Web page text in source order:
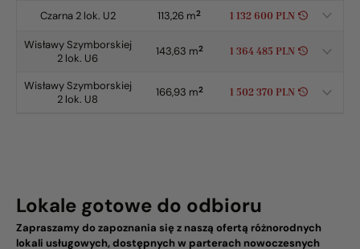
Czarna 2 lok. U2 113,26 m2 1 132 600 PLN
Pokaż
Wisławy Szymborskiej
2 lok. U6
143,63 m2 1 364 485 PLN Pokaż
Wisławy Szymborskiej
2 lok. U8
166,93 m2 1 502 370 PLN Pokaż
Lokale gotowe do odbioru
Zapraszamy do zapoznania się z naszą ofertą różnorodnych
lokali usługowych, dostępnych w parterach nowoczesnych